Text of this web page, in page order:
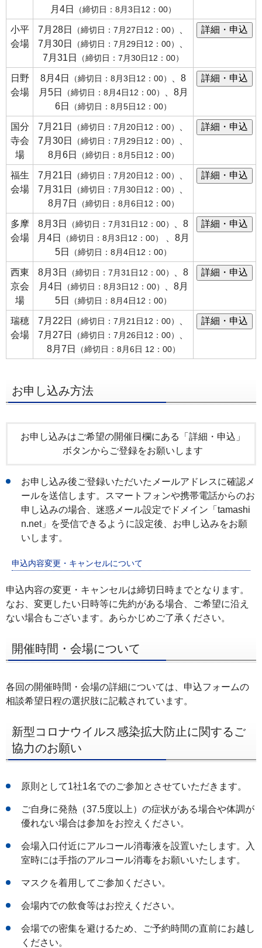
月4日 （締切日：8月3日12：00）
小平
会場
7月28日 （締切日：7月27日12：00）
7月30日
（締切日：7月29日12：00）
7月31日
（締切日：7月30日12：00）
日野
会場
8月4日 （締切日：8月3日12：00）
、8
月5日
（締切日：8月4日12：00）
、8月
6日
（締切日：8月5日12：00）
国分
寺会
場
7月21日 （締切日：7月20日12：00）
7月30日
（締切日：7月29日12：00）
8月6日
（締切日：8月5日12：00）
福生
会場
7月21日 （締切日：7月20日12：00）
7月31日
（締切日：7月30日12：00）
8月7日
（締切日：8月6日12：00）
多摩
会場
8月3日 （締切日：7月31日12：00）
、8
月4日
（締切日：8月3日12：00）
、8月
5日
（締切日：8月4日12：00）
西東
京会
場
8月3日 （締切日：7月31日12：00）
、8
月4日
（締切日：8月3日12：00）
、8月
5日
（締切日：8月4日12：00）
瑞穂
会場
7月22日 （締切日：7月21日12：00）
7月27日
（締切日：7月26日12：00）
8月7日
（締切日：8月6日 12：00）
お申し込み方法
お申し込みはご希望の開催日欄にある「詳細・申込」
ボタンからご登録をお願いします
お申し込み後ご登録いただいたメールアドレスに確認メ
ールを送信します。スマートフォンや携帯電話からのお
申し込みの場合、迷惑メール設定でドメイン「tamashi
n.net」を受信できるように設定後、お申し込みをお願
いします。
申込内容変更・キャンセルについて
申込内容の変更・キャンセルは締切日時までとなります。
なお、変更したい日時等に先約がある場合、ご希望に沿え
ない場合もございます。あらかじめご了承ください。
開催時間・会場について
各回の開催時間・会場の詳細については、申込フォームの
相談希望日程の選択肢に記載されています。
新型コロナウイルス感染拡大防止に関するご
協力のお願い
原則として1社1名でのご参加とさせていただきます。
ご自身に発熱（37.5度以上）の症状がある場合や体調が
優れない場合は参加をお控えください。
会場入口付近にアルコール消毒液を設置いたします。入
室時には手指のアルコール消毒をお願いいたします。
マスクを着用してご参加ください。
会場内での飲食等はお控えください。
会場での密集を避けるため、ご予約時間の直前にお越し
ください。